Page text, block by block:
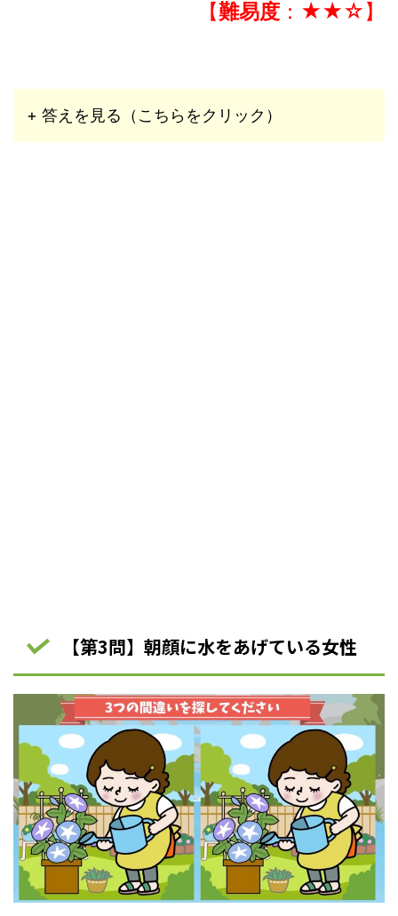
【難易度 ：★★☆】
+ 答えを見る（こちらをクリック）
【第3問】朝顔に水をあげている女性